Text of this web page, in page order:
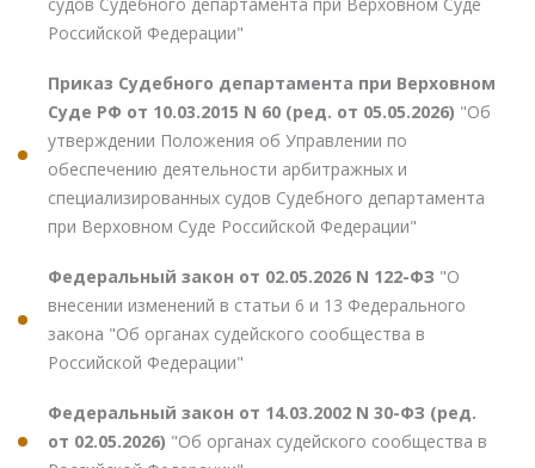
судов Судебного департамента при Верховном Суде
Российской Федерации"
Приказ Судебного департамента при Верховном
Суде РФ от 10.03.2015 N 60 (ред. от 05.05.2026) "Об
утверждении Положения об Управлении по
обеспечению деятельности арбитражных и
специализированных судов Судебного департамента
при Верховном Суде Российской Федерации"
Федеральный закон от 02.05.2026 N 122-ФЗ "О
внесении изменений в статьи 6 и 13 Федерального
закона "Об органах судейского сообщества в
Российской Федерации"
Федеральный закон от 14.03.2002 N 30-ФЗ (ред.
от 02.05.2026) "Об органах судейского сообщества в